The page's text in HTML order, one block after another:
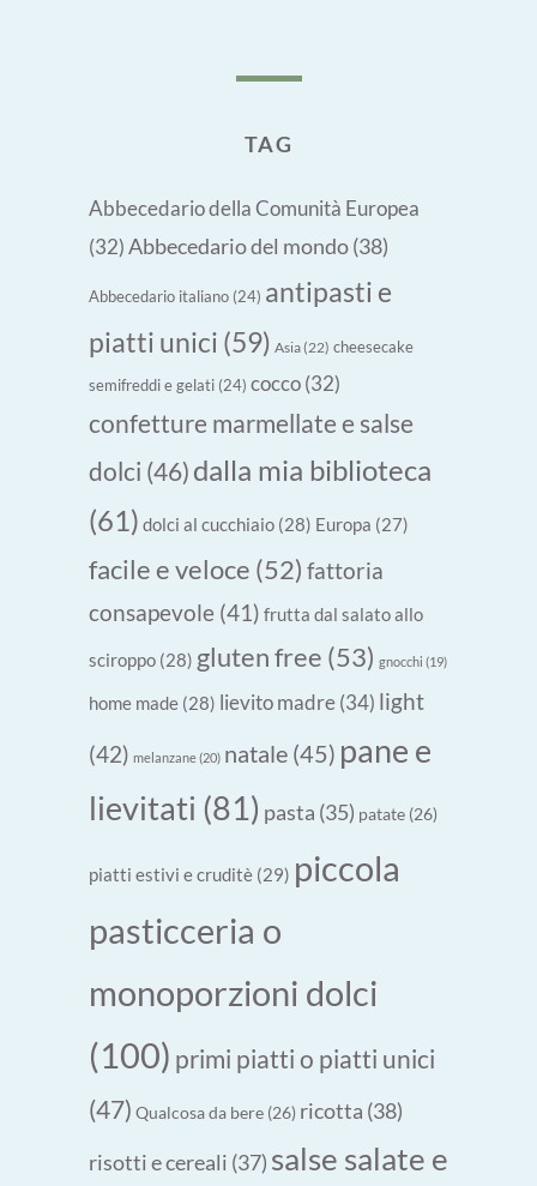
TAG
Abbecedario della Comunità Europea
(32) Abbecedario del mondo(38)
Abbecedario italiano (24) antipasti e
piatti unici (59) Asia(22) cheesecake
semifreddi e gelati (24) cocco (32)
confetture marmellate e salse
dolci (46) dalla mia biblioteca
(61) dolci al cucchiaio (28) Europa (27)
facile e veloce (52) fattoria
consapevole (41) frutta dal salato allo
sciroppo (28) gluten free (53) gnocchi (19)
home made (28) lievito madre(34) light
(42) melanzane(20) natale (45) pane e
lievitati (81) pasta (35) patate (26)
piatti estivi e cruditè (29) piccola
pasticceria o
monoporzioni dolci
(100) primi piatti o piatti unici
(47) Qualcosa da bere (26) ricotta (38)
risotti e cereali (37) salse salate e